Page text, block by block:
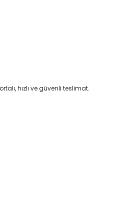
hızlı ve güvenli teslimat.